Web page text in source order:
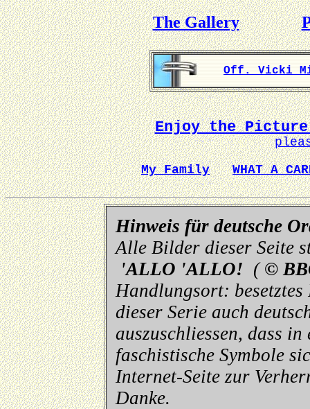
The Gallery
Off. Vicki
Enjoy the Picture
My Family
WHAT A
Hinweis für deutsche
Alle Bilder dieser Seite
'ALLO 'ALLO! ( ©
Handlungsort:
dieser Serie auch
auszuschliessen, dass in
faschistische Symbole
Internet-Seite zur
Danke.